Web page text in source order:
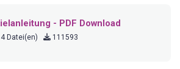
- PDF Download
4 Datei(en) 111593